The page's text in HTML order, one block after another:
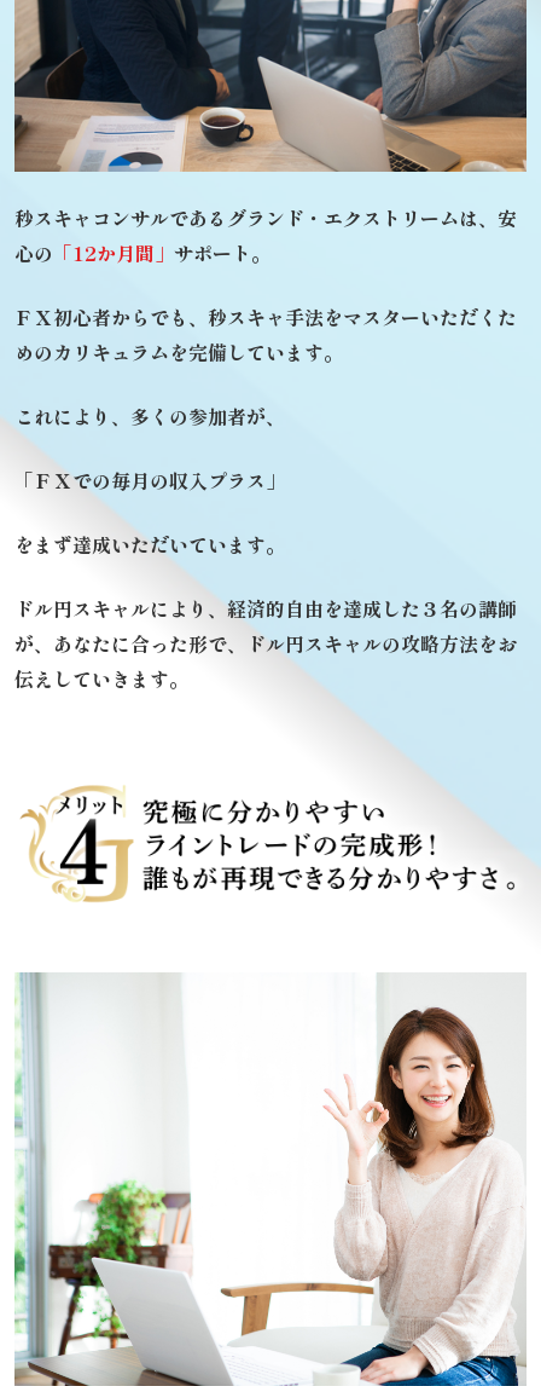
秒スキャコンサルであるグランド・エクストリームは、 安
心の 「12か月間」 サポート。
ＦＸ初心者からでも、 秒スキャ手法をマスターいただくた
めのカリキュラムを完備しています。
これにより、多くの参加者が、
「ＦＸでの毎月の収入プラス」
をまず達成いただいています。
ドル円スキャルにより、経済的自由を達成した３名の講師
が、 あなたに合った形で、ドル円スキャルの攻略方法をお
伝えしていきます。